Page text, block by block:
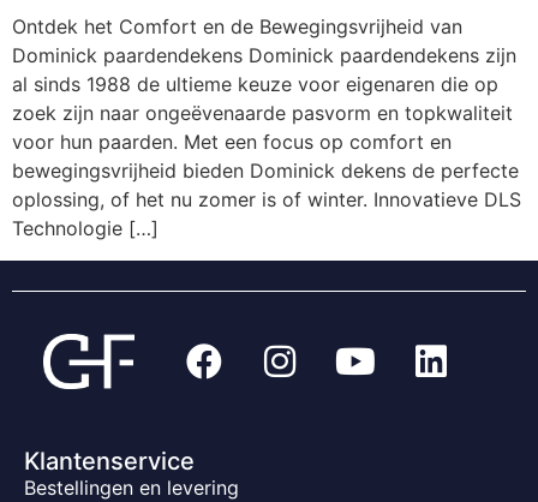
Ontdek het Comfort en de Bewegingsvrijheid van
Dominick paardendekens Dominick paardendekens zijn
al sinds 1988 de ultieme keuze voor eigenaren die op
zoek zijn naar ongeëvenaarde pasvorm en topkwaliteit
voor hun paarden. Met een focus op comfort en
bewegingsvrijheid bieden Dominick dekens de perfecte
oplossing, of het nu zomer is of winter. Innovatieve DLS
Technologie […]
Klantenservice
Bestellingen en levering